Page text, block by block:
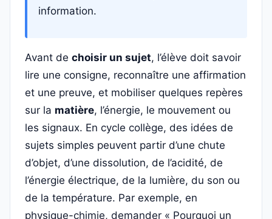
information.
Avant de choisir un sujet, l’élève doit savoir
lire une consigne, reconnaître une affirmation
et une preuve, et mobiliser quelques repères
sur la matière, l’énergie, le mouvement ou
les signaux. En cycle collège, des idées de
sujets simples peuvent partir d’une chute
d’objet, d’une dissolution, de l’acidité, de
l’énergie électrique, de la lumière, du son ou
de la température. Par exemple, en
physique-chimie, demander « Pourquoi un